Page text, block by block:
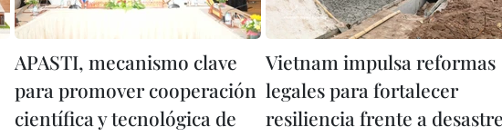
APASTI, mecanismo clave
para promover cooperación
científica y tecnológica de
Vietnam impulsa reformas
legales para fortalecer
resiliencia frente a